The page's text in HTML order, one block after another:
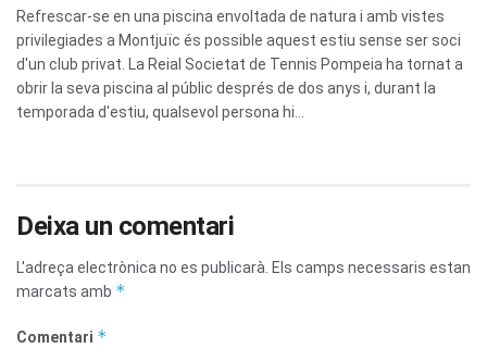
Refrescar-se en una piscina envoltada de natura i amb vistes
privilegiades a Montjuïc és possible aquest estiu sense ser soci
d'un club privat. La Reial Societat de Tennis Pompeia ha tornat a
obrir la seva piscina al públic després de dos anys i, durant la
temporada d'estiu, qualsevol persona hi...
Deixa un comentari
L'adreça electrònica no es publicarà. Els camps necessaris estan
marcats amb *
Comentari *